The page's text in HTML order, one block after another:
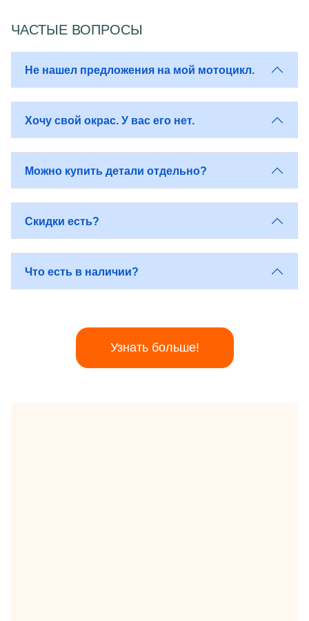
ЧАСТЫЕ ВОПРОСЫ
Не нашел предложения на мой мотоцикл.
Хочу свой окрас. У вас его нет.
Можно купить детали отдельно?
Скидки есть?
Что есть в наличии?
Узнать больше!